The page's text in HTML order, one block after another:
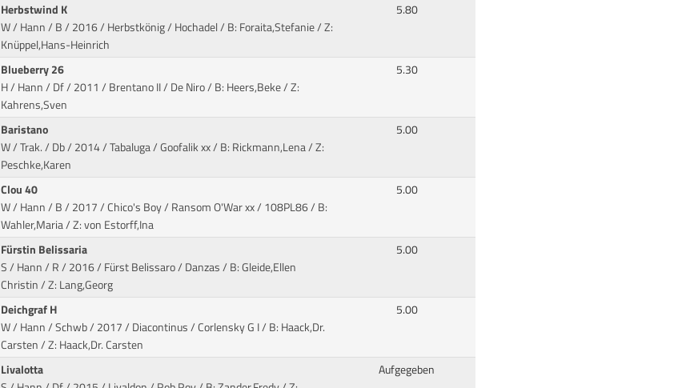
Herbstwind K
W / Hann / B / 2016 / Herbstkönig / Hochadel/ B: Foraita,Stefanie / Z:
Knüppel,Hans-Heinrich
5.80
Blueberry 26
H / Hann / Df / 2011 / Brentano II / De Niro/ B: Heers,Beke / Z:
Kahrens,Sven
5.30
Baristano
W / Trak. / Db / 2014 / Tabaluga / Goofalik xx/ B: Rickmann,Lena / Z:
Peschke,Karen
5.00
Clou 40
W / Hann / B / 2017 / Chico's Boy / Ransom O'War xx/ 108PL86 / B:
Wahler,Maria / Z: von Estorff,Ina
5.00
Fürstin Belissaria
S / Hann / R / 2016 / Fürst Belissaro / Danzas/ B: Gleide,Ellen
Christin / Z: Lang,Georg
5.00
Deichgraf H
W / Hann / Schwb / 2017 / Diacontinus / Corlensky G I/ B: Haack,Dr.
Carsten / Z: Haack,Dr. Carsten
5.00
Livalotta
Aufgegeben